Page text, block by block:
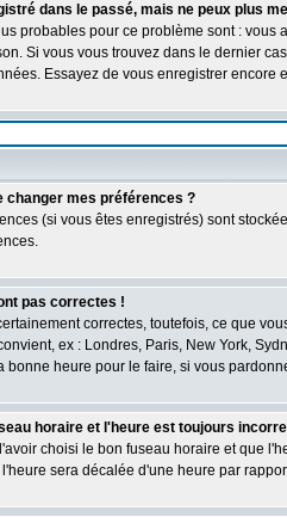
dans le passé, mais ne peux plus
probables pour ce problème sont :
Si vous vous trouvez dans le dernier
Essayez de vous enregistrer encore
changer mes préférences ?
(si vous êtes enregistrés) sont
pas correctes !
correctes, toutefois, ce que
ex : Londres, Paris, New York,
bonne heure pour le faire, si vous
horaire et l'heure est toujours
choisi le bon fuseau horaire et que
sera décalée d'une heure par